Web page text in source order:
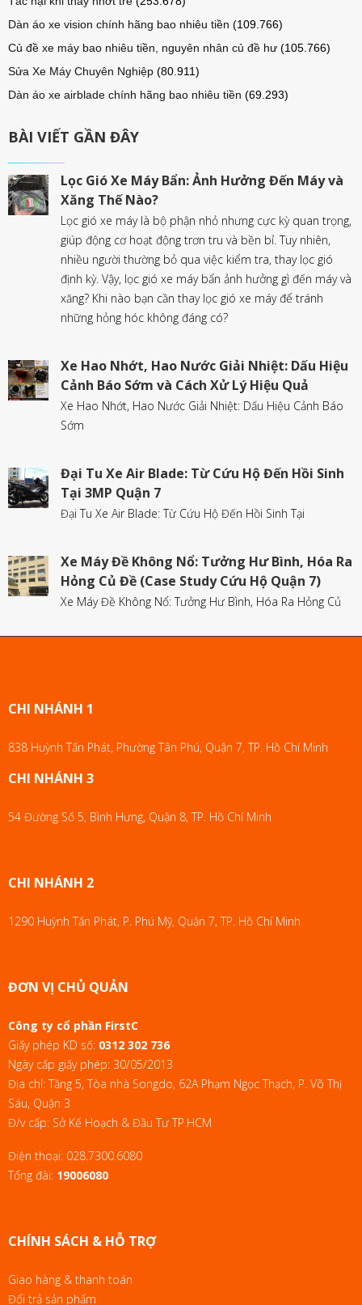
Dàn áo xe vision chính hãng bao nhiêu tiền (109.766)
Củ đề xe máy bao nhiêu tiền, nguyên nhân củ đề hư (105.766)
Sửa Xe Máy Chuyên Nghiệp (80.911)
Dàn áo xe airblade chính hãng bao nhiêu tiền (69.293)
BÀI VIẾT GẦN ĐÂY
Lọc Gió Xe Máy Bẩn: Ảnh Hưởng Đến Máy và
Xăng Thế Nào?
Lọc gió xe máy là bộ phận nhỏ nhưng cực kỳ quan trọng,
giúp động cơ hoạt động trơn tru và bền bỉ. Tuy nhiên,
nhiều người thường bỏ qua việc kiểm tra, thay lọc gió
định kỳ. Vậy, lọc gió xe máy bẩn ảnh hưởng gì đến máy và
xăng? Khi nào bạn cần thay lọc gió xe máy để tránh
những hỏng hóc không đáng có?
Xe Hao Nhớt, Hao Nước Giải Nhiệt: Dấu Hiệu
Cảnh Báo Sớm và Cách Xử Lý Hiệu Quả
Xe Hao Nhớt, Hao Nước Giải Nhiệt: Dấu Hiệu Cảnh Báo
Sớm
Đại Tu Xe Air Blade: Từ Cứu Hộ Đến Hồi Sinh
Tại 3MP Quận 7
Đại Tu Xe Air Blade: Từ Cứu Hộ Đến Hồi Sinh Tại
Xe Máy Đề Không Nổ: Tưởng Hư Bình, Hóa Ra
Hỏng Củ Đề (Case Study Cứu Hộ Quận 7)
Xe Máy Đề Không Nổ: Tưởng Hư Bình, Hóa Ra Hỏng Củ
CHI NHÁNH 1
838 Huỳnh Tấn Phát, Phường Tân Phú, Quận 7, TP. Hồ Chí Minh
CHI NHÁNH 3
54 Đường Số 5, Bình Hưng, Quận 8, TP. Hồ Chí Minh
CHI NHÁNH 2
1290 Huỳnh Tấn Phát, P. Phú Mỹ, Quận 7, TP. Hồ Chí Minh
ĐƠN VỊ CHỦ QUẢN
Công ty cổ phần FirstC
Giấy phép KD số: 0312 302 736
Ngày cấp giấy phép: 30/05/2013
Địa chỉ: Tầng 5, Tòa nhà Songdo, 62A Phạm Ngọc Thạch, P. Võ Thị
Sáu, Quận 3
Đ/v cấp: Sở Kế Hoạch & Đầu Tư TP.HCM
Điện thoại: 028.7300.6080
Tổng đài: 19006080
CHÍNH SÁCH & HỖ TRỢ
Giao hàng & thanh toán
Đổi trả sản phẩm